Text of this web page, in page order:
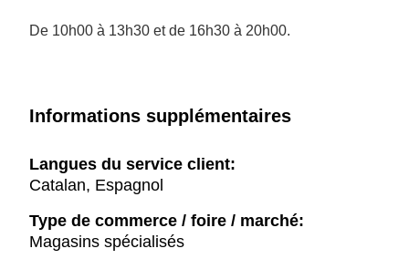
De 10h00 à 13h30 et de 16h30 à 20h00.
Informations supplémentaires
Langues du service client:
Catalan, Espagnol
Type de commerce / foire / marché:
Magasins spécialisés